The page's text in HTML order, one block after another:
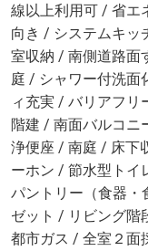
線以上利用可 / 省エ
向き / システムキッ
室収納 / 南側道路面
庭 / シャワー付洗面
ィ充実 / バリアフリ
階建 / 南面バルコニ
浄便座 / 南庭 / 床下
ーホン / 節水型トイ
パントリー（食器・
ゼット / リビング階
都市ガス / 全室２面